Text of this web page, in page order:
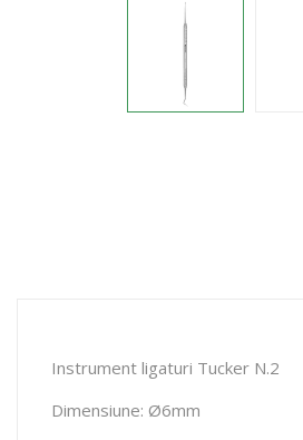
Instrument ligaturi Tucker N.2
Dimensiune: Ø6mm